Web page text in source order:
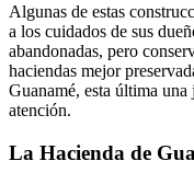
Algunas de estas
a los cuidados de sus
abandonadas, pero
haciendas mejor
Guanamé, esta última
atención.
La Hacienda de